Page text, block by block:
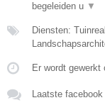
begeleiden u ▼
Diensten:
Er wordt gewerkt
Laatste